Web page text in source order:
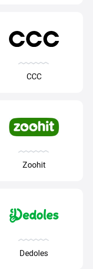
CCC
Zoohit
Dedoles